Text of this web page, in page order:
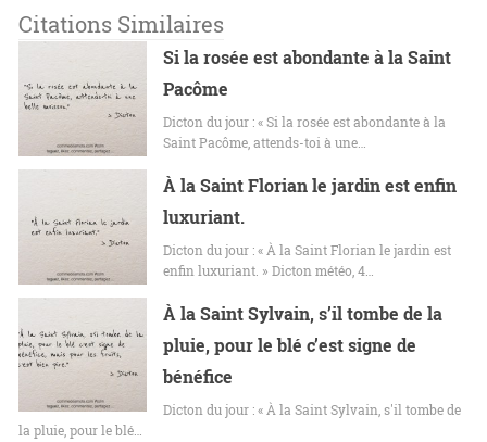
Citations Similaires
Si la rosée est abondante à la Saint
Pacôme
Dicton du jour : « Si la rosée est abondante à la
Saint Pacôme, attends-toi à une…
À la Saint Florian le jardin est enfin
luxuriant.
Dicton du jour : « À la Saint Florian le jardin est
enfin luxuriant. » Dicton météo, 4…
À la Saint Sylvain, s’il tombe de la
pluie, pour le blé c’est signe de
bénéfice
Dicton du jour : « À la Saint Sylvain, s'il tombe de
la pluie, pour le blé…